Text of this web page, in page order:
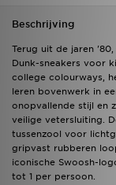
Beschrijving
Terug uit de jaren
Dunk-sneakers voor
college colourways,
leren bovenwerk in
onopvallende stijl en
veilige vetersluiting.
tussenzool voor
gripvast rubberen
iconische Swoosh-
tot 1 per persoon.